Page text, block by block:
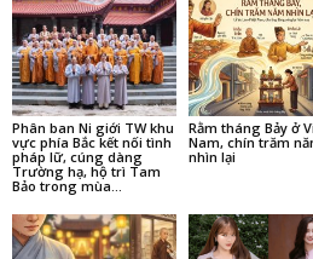
Phân ban Ni giới TW khu
vực phía Bắc kết nối tình
pháp lữ, cúng dàng
Trường hạ, hộ trì Tam
Bảo trong mùa...
Rằm tháng Bảy ở
Nam, chín trăm
nhìn lại